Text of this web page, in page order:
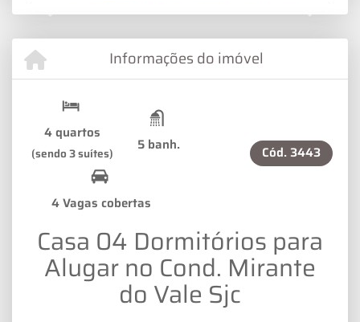
Previous Next
Informações do imóvel
4 quartos
(sendo 3 suítes) 5 banh.
4 Vagas cobertas
Cód.3443
Casa 04 Dormitórios para
Alugar no Cond. Mirante
do Vale Sjc